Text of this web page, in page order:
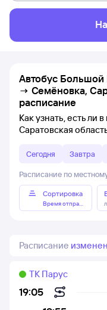
Автобус Большой
→ Семёновка,
расписание
Как узнать, есть ли
Саратовская
Сегодня Завтра
Расписание по
Сортировка
Время отправления
Расписание
19:05
ТК Парус